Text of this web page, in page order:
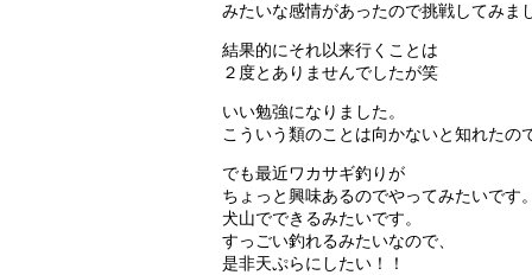
みたいな感情があったので挑戦してみま
結果的にそれ以来行くことは
２度とありませんでしたが笑
いい勉強になりました。
こういう類のことは向かないと知れたの
でも最近ワカサギ釣りが
ちょっと興味あるのでやってみたいです。
犬山でできるみたいです。
すっごい釣れるみたいなので、
是非天ぷらにしたい！！